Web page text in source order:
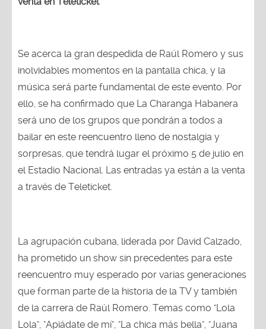
Se acerca la gran despedida de Raúl Romero y sus
inolvidables momentos en la pantalla chica, y la
música será parte fundamental de este evento. Por
ello, se ha confirmado que La Charanga Habanera
será uno de los grupos que pondrán a todos a
bailar en este reencuentro lleno de nostalgia y
sorpresas, que tendrá lugar el próximo 5 de julio en
el Estadio Nacional. Las entradas ya están a la venta
a través de Teleticket.
La agrupación cubana, liderada por David Calzado,
ha prometido un show sin precedentes para este
reencuentro muy esperado por varias generaciones
que forman parte de la historia de la TV y también
de la carrera de Raúl Romero. Temas como "Lola
Lola", "Apiádate de mí", "La chica más bella", "Juana